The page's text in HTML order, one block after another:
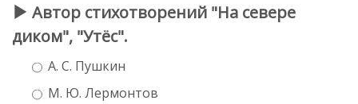
Автор стихотворений "На севере
диком", "Утёс".
А. С. Пушкин
М. Ю. Лермонтов